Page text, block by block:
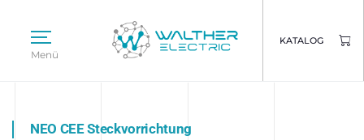
Menü
KATALOG
NEO CEE Steckvorrichtung